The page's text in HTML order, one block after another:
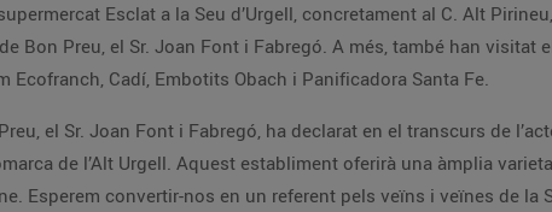
Esclat a la Seu d’Urgell, concretament al C. Alt
Bon Preu, el Sr. Joan Font i Fabregó. A més, també han
Ecofranch, Cadí, Embotits Obach i Panificadora Santa Fe.
el Sr. Joan Font i Fabregó, ha declarat en el transcurs de
de l’Alt Urgell. Aquest establiment oferirà una àmplia
Esperem convertir-nos en un referent pels veïns i veïnes de la